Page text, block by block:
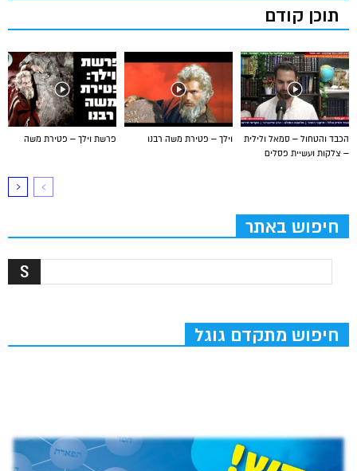
תוכן קודם
פרשת וילך – פטירת משה וילך – פטירת משה רבנו
הכבד והטחול – סמאל ולילית
– צלקות ועשיית פסלים
חיפוש באתר
חיפוש מתקדם גוגל